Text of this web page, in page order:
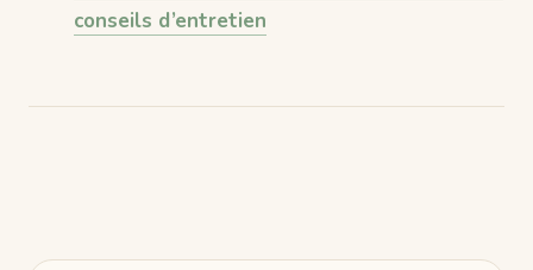
conseils d’entretien